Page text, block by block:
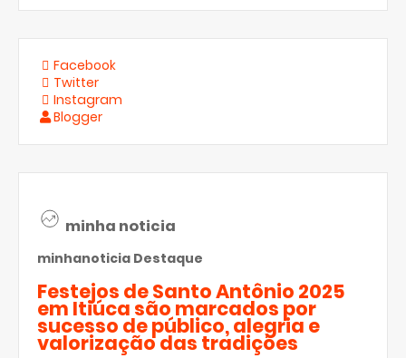
Facebook
Twitter
Instagram
Blogger
minha noticia
minhanoticia Destaque
Festejos de Santo Antônio 2025
em Itiúca são marcados por
sucesso de público, alegria e
valorização das tradições